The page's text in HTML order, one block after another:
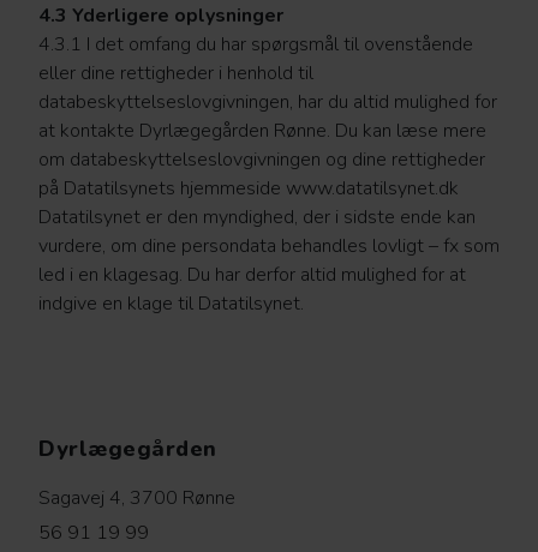
4.3 Yderligere oplysninger
4.3.1 I det omfang du har spørgsmål til ovenstående
eller dine rettigheder i henhold til
databeskyttelseslovgivningen, har du altid mulighed for
at kontakte Dyrlægegården Rønne. Du kan læse mere
om databeskyttelseslovgivningen og dine rettigheder
på Datatilsynets hjemmeside www.datatilsynet.dk
Datatilsynet er den myndighed, der i sidste ende kan
vurdere, om dine persondata behandles lovligt – fx som
led i en klagesag. Du har derfor altid mulighed for at
indgive en klage til Datatilsynet.
Dyrlægegården
Sagavej 4, 3700 Rønne
56 91 19 99